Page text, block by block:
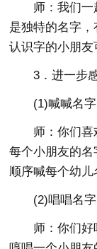
师：我们
是独特的名字
认识字的小朋友
3．进一步
(1)喊喊名字
师：你们
每个小朋友的
顺序喊每个幼儿
(2)唱唱名字
师：你们